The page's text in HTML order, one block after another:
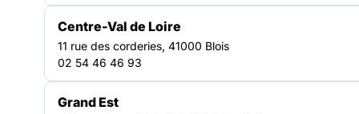
Centre-Val de Loire
11 rue des corderies, 41000 Blois
02 54 46 46 93
Grand Est